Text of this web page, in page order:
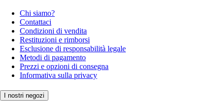
Chi siamo?
Contattaci
Condizioni di vendita
Restituzioni e rimborsi
Esclusione di responsabilità legale
Metodi di pagamento
Prezzi e opzioni di consegna
Informativa sulla privacy
I nostri negozi